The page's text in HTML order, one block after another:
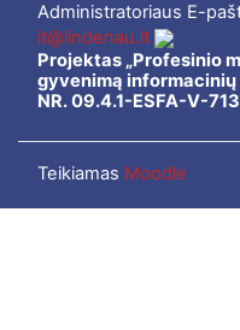
Administratoriaus E-
it@lindenau.lt
Projektas „Profesinio
gyvenimą
NR. 09.4.1-ESFA-V-
Teikiamas Moodle